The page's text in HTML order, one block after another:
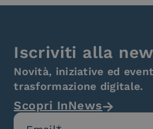
Iscriviti alla
Novità, iniziative ed
trasformazione digitale.
Scopri InNews